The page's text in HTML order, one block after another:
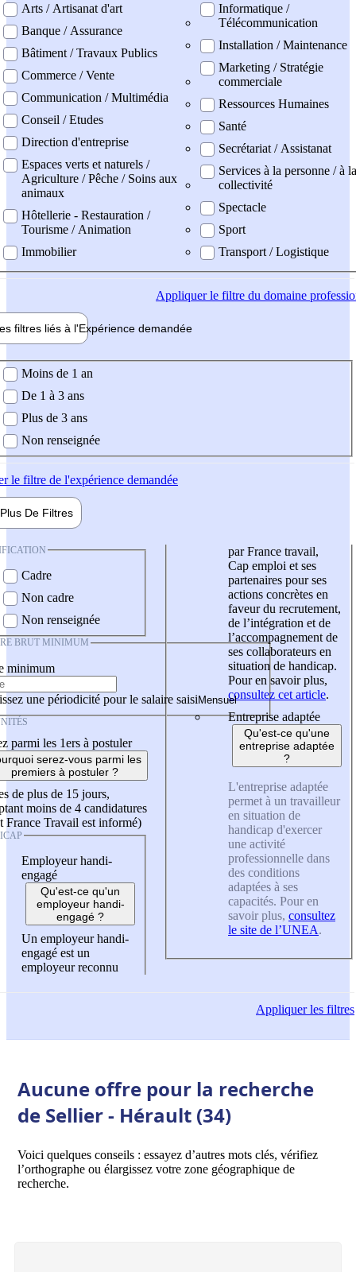
Arts / Artisanat d'art
Banque / Assurance
Bâtiment / Travaux Publics
Commerce / Vente
Communication / Multimédia
Conseil / Etudes
Direction d'entreprise
Espaces verts et naturels /
Agriculture / Pêche / Soins aux
animaux
Hôtellerie - Restauration /
Tourisme / Animation
Immobilier
Informatique /
Télécommunication
Installation / Maintenance
Marketing / Stratégie
commerciale
Ressources Humaines
Santé
Secrétariat / Assistanat
Services à la personne / à la
collectivité
Spectacle
Sport
Transport / Logistique
Appliquerle filtre du domaine
filtres liés à l'Expérience demandée
demandée
Moins de 1 an
De 1 à 3 ans
Plus de 3 ans
Non renseignée
le filtre de l'expérience demandée
Plus De Filtres
Cadre
Non cadre
Non renseignée
BRUT MINIMUM
minimum
une périodicité pour le salaire saisi
parmi les 1ers à postuler
serez-vous parmi les
premiers à postuler ?
de plus de 15 jours,
moins de 4 candidatures
France Travail est informé)
Employeur handi-
engagé
Qu'est-ce qu'un
employeur handi-
engagé ?
Un employeur handi-
engagé est un
employeur reconnu
par France travail,
Cap emploi et ses
partenaires pour ses
actions concrètes en
faveur du recrutement,
de l’intégration et de
l’accompagnement de
ses collaborateurs en
situation de handicap.
Pour en savoir plus,
consultez cet article.
Entreprise adaptée
Qu'est-ce qu'une
entreprise adaptée
?
L'entreprise adaptée
permet à un travailleur
en situation de
handicap d'exercer
une activité
professionnelle dans
des conditions
adaptées à ses
capacités. Pour en
savoir plus, consultez
le site de l’UNEA.
Appliquerles filtres
Aucune offre pour la recherche
de Sellier - Hérault (34)
Voici quelques conseils : essayez d’autres mots clés, vérifiez
l’orthographe ou élargissez votre zone géographique de
recherche.